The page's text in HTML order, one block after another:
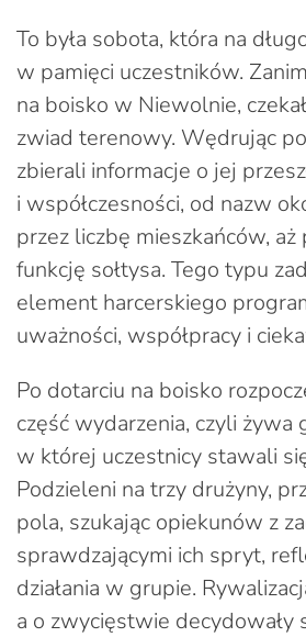
To była sobota, która na
w pamięci uczestników.
na boisko w Niewolnie,
zwiad terenowy. Wędrując
zbierali informacje o jej
i współczesności, od nazw
przez liczbę mieszkańców, aż
funkcję sołtysa. Tego typu
element harcerskiego
uważności, współpracy i
Po dotarciu na boisko
część wydarzenia, czyli żywa
w której uczestnicy stawali
Podzieleni na trzy drużyny,
pola, szukając opiekunów z
sprawdzającymi ich spryt,
działania w grupie.
a o zwycięstwie decydowały